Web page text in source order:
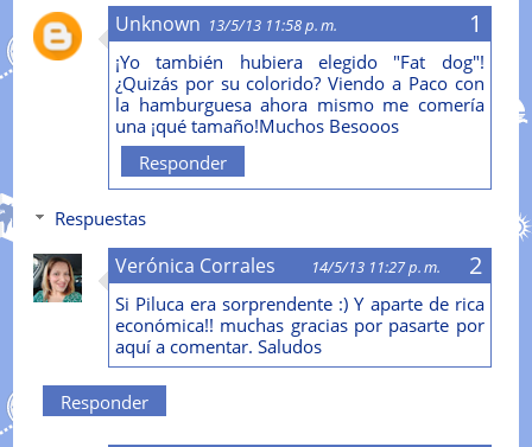
Unknown 13/5/13 11:58 p. m.
¡Yo también hubiera elegido "Fat dog"!
¿Quizás por su colorido? Viendo a Paco con
la hamburguesa ahora mismo me comería
una ¡qué tamaño!Muchos Besooos
Responder
Respuestas
Verónica Corrales 14/5/13 11:27 p. m.
Si Piluca era sorprendente :) Y aparte de rica
económica!! muchas gracias por pasarte por
aquí a comentar. Saludos
Responder